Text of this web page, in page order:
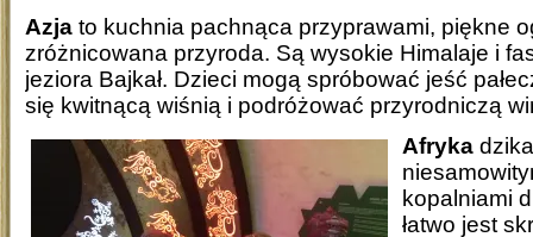
Azja to kuchnia pachnąca przyprawami, piękne
zróżnicowana przyroda. Są wysokie Himalaje i
jeziora Bajkał. Dzieci mogą spróbować jeść
się kwitnącą wiśnią i podróżować przyrodniczą
Afryka
kopalniami
łatwo jest